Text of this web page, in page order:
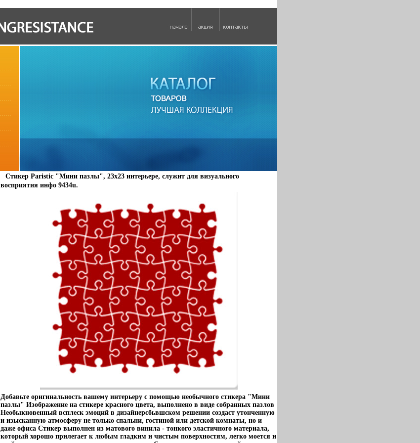
Стикер Paristic "Мини пазлы", 23х23 интерьере, служит для визуального
восприятия инфо 9434u.
Добавьте оригинальность вашему интерьеру с помощью необычного стикера "Мини
пазлы" Изображение на стикере красного цвета, выполнено в виде собранных пазлов
Необыкновенный всплеск эмоций в дизайнерсбьвшском решении создаст утонченную
и изысканную атмосферу не только спальни, гостиной или детской комнаты, но и
даже офиса Стикер выполнен из матового винила - тонкого эластичного материала,
который хорошо прилегает к любым гладким и чистым поверхностям, легко моется и